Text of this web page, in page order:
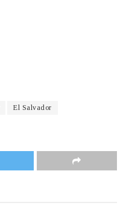
El Salvador